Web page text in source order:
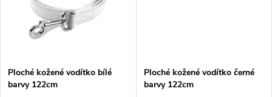
Ploché kožené vodítko bílé
barvy 122cm
Ploché kožené vodítko černé
barvy 122cm